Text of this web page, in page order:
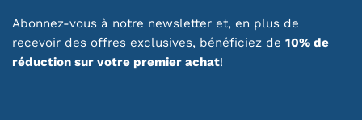
Abonnez-vous à notre newsletter et, en plus de
recevoir des offres exclusives, bénéficiez de 10% de
réduction sur votre premier achat!